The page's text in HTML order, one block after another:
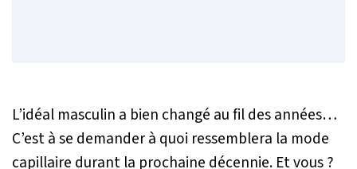
L’idéal masculin a bien changé au fil des années…
C’est à se demander à quoi ressemblera la mode
capillaire durant la prochaine décennie. Et vous ?